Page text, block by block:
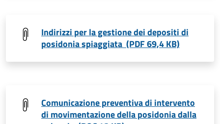
Indirizzi per la gestione dei depositi di
posidonia spiaggiata (PDF 69,4 KB)
Comunicazione preventiva di intervento
di movimentazione della posidonia dalla